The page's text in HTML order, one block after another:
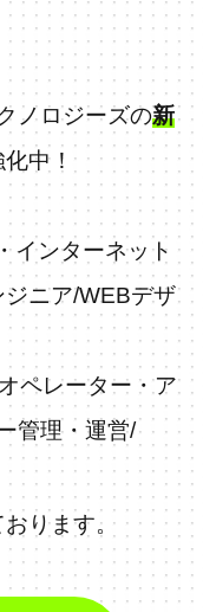
ノロジーズの新
中！
インターネット
ジニア/WEBデザ
ペレーター・ア
管理・運営/
ります。